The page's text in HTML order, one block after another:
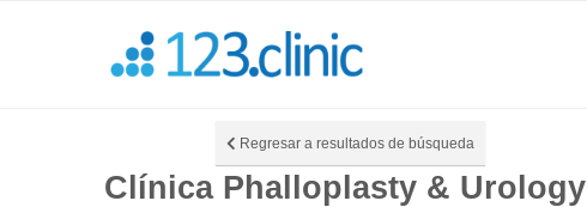
Regresar a resultados de búsqueda
Clínica Phalloplasty & Urology